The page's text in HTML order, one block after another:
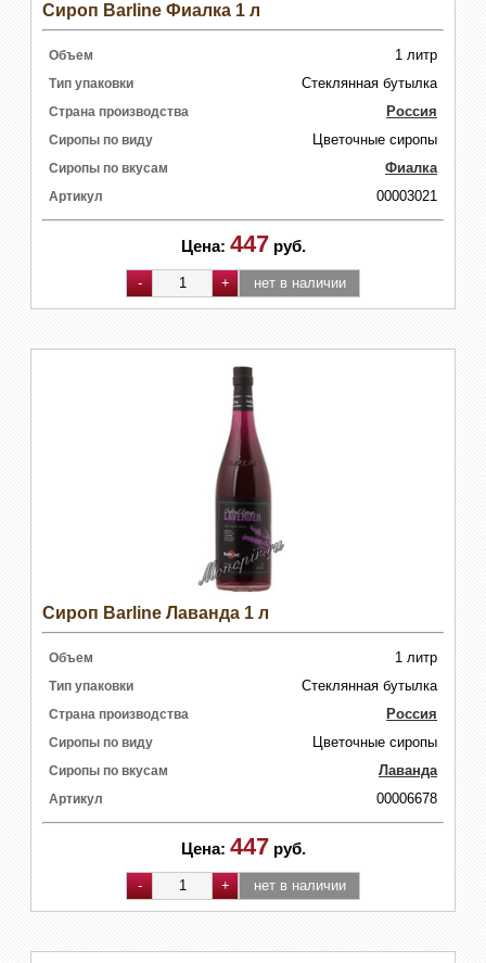
Сироп Barline Фиалка 1 л
Объем 1 литр
Тип упаковки Стеклянная бутылка
Страна производства Россия
Сиропы по виду Цветочные сиропы
Сиропы по вкусам Фиалка
Артикул 00003021
Цена: 447 руб.
Сироп Barline Лаванда 1 л
Объем 1 литр
Тип упаковки Стеклянная бутылка
Страна производства Россия
Сиропы по виду Цветочные сиропы
Сиропы по вкусам Лаванда
Артикул 00006678
Цена: 447 руб.